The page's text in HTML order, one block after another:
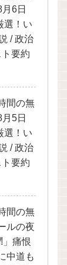
6日
選！い
/ 政治
要約
間の無
5日
選！い
/ 政治
要約
間の無
ルの夜
痛恨
中道も